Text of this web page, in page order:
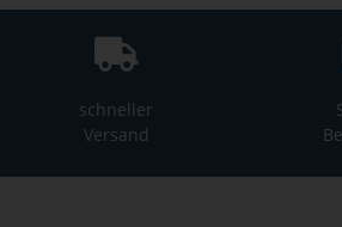
schneller
Versand